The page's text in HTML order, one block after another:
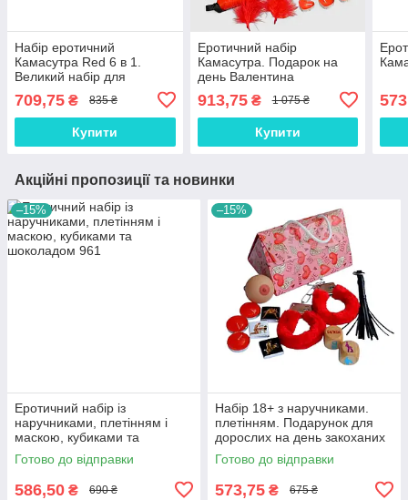
Набір еротичний
Камасутра Red 6 в 1.
Великий набір для
709,75 ₴ 835 ₴
Купити
Еротичний набір
Камасутра. Подарок на
день Валентина
913,75₴ 1 075 ₴
Купити
Акційні пропозиції та новинки
–15%
Еротичний набір із
наручниками, плетінням і
маскою, кубиками та
шоколадом
Готово до відправки
586,50 ₴ 690 ₴
–15%
Набір 18+ з наручниками.
плетінням. Подарунок для
дорослих на день закоханих
Готово до відправки
573,75 ₴ 675 ₴